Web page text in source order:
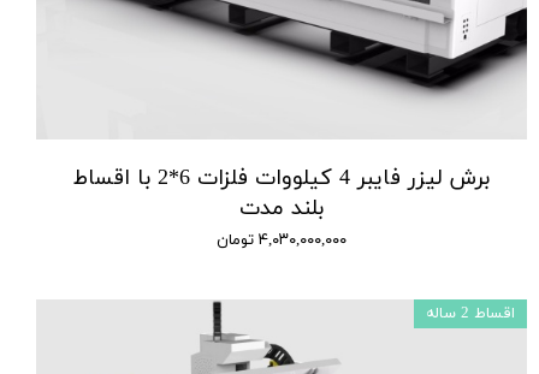
برش لیزر فایبر 4 کیلووات فلزات 6*2 با اقساط
بلند مدت
۴,۰۳۰,۰۰۰,۰۰۰ تومان
اقساط 2 ساله